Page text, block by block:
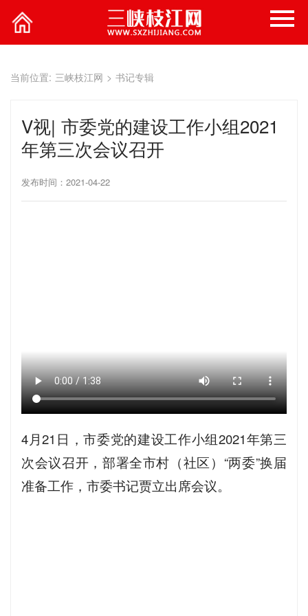
当前位置: 三峡枝江网 > 书记专辑
V视| 市委党的建设工作小组2021
年第三次会议召开
发布时间：2021-04-22
4月21日，市委党的建设工作小组2021年第三
次会议召开，部署全市村（社区）“两委”换届
准备工作，市委书记贾立出席会议。